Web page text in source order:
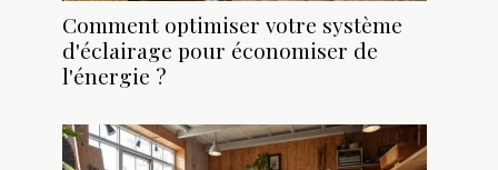
Comment optimiser votre système
d'éclairage pour économiser de
l'énergie ?